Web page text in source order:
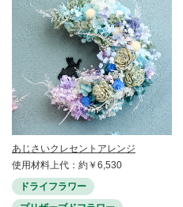
あじさいクレセントアレンジ
使用材料上代：約￥6,530
ドライフラワー